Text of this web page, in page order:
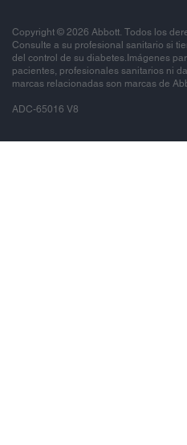
Copyright © 2026 Abbott. Todos los
Consulte a su profesional sanitario si
del control de su diabetes.Imágenes
pacientes, profesionales sanitarios ni
marcas relacionadas son marcas de
ADC-65016 V8